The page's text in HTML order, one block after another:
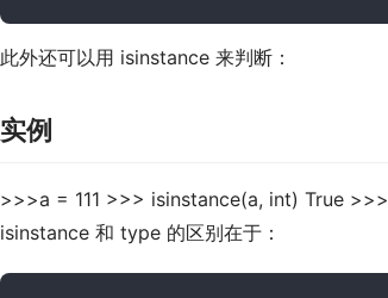
此外还可以用 isinstance 来判断：
实例
>>>a = 111 >>> isinstance(a, int) True >>>
isinstance 和 type 的区别在于：